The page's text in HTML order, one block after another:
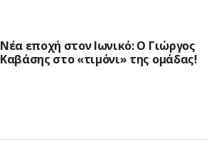
Νέα εποχή στον Ιωνικό: Ο Γιώργος
Καβάσης στο «τιμόνι» της ομάδας!